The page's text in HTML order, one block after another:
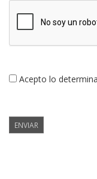
Acepto lo
ENVIAR